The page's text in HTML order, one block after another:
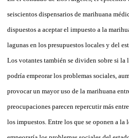
seiscientos dispensarios de marihuana
dispuestos a aceptar el impuesto a la
lagunas en los presupuestos locales y del
Los votantes también se dividen sobre si la
podría empeorar los problemas sociales,
provocar un mayor uso de la marihuana
preocupaciones parecen repercutir más
los impuestos. Entre los que se oponen a la